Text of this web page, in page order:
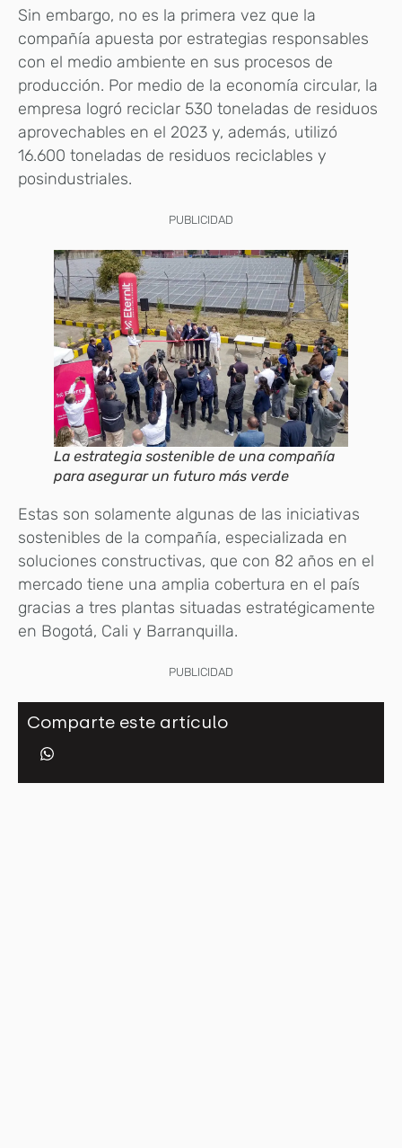
Sin embargo, no es la primera vez que la
compañía apuesta por estrategias responsables
con el medio ambiente en sus procesos de
producción. Por medio de la economía circular, la
empresa logró reciclar 530 toneladas de residuos
aprovechables en el 2023 y, además, utilizó
16.600 toneladas de residuos reciclables y
posindustriales.
PUBLICIDAD
La estrategia sostenible de una compañía
para asegurar un futuro más verde
Estas son solamente algunas de las iniciativas
sostenibles de la compañía, especializada en
soluciones constructivas, que con 82 años en el
mercado tiene una amplia cobertura en el país
gracias a tres plantas situadas estratégicamente
en Bogotá, Cali y Barranquilla.
PUBLICIDAD
Comparte este artículo